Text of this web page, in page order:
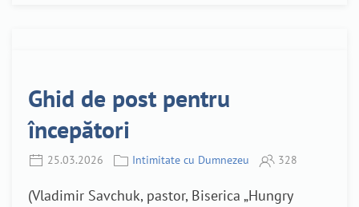
Ghid de post pentru
începători
25.03.2026 Intimitate cu Dumnezeu 328
(Vladimir Savchuk, pastor, Biserica „Hungry